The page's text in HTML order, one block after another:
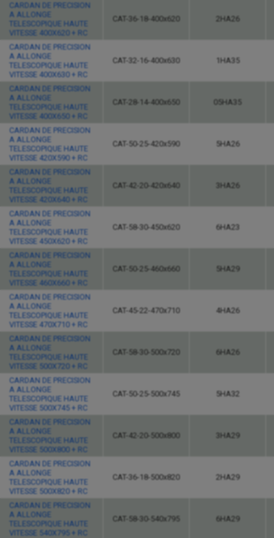
CARDAN DE PRECISION
A ALLONGE
TELESCOPIQUE HAUTE
VITESSE 400X620 + RC
CAT-36-18-400x620 2HA26
CARDAN DE PRECISION
A ALLONGE
TELESCOPIQUE HAUTE
VITESSE 400X630 + RC
CAT-32-16-400x630 1HA35
CARDAN DE PRECISION
A ALLONGE
TELESCOPIQUE HAUTE
VITESSE 400X650 + RC
CAT-28-14-400x650 05HA35
CARDAN DE PRECISION
A ALLONGE
TELESCOPIQUE HAUTE
VITESSE 420X590 + RC
CAT-50-25-420x590 5HA26
CARDAN DE PRECISION
A ALLONGE
TELESCOPIQUE HAUTE
VITESSE 420X640 + RC
CAT-42-20-420x640 3HA26
CARDAN DE PRECISION
A ALLONGE
TELESCOPIQUE HAUTE
VITESSE 450X620 + RC
CAT-58-30-450x620 6HA23
CARDAN DE PRECISION
A ALLONGE
TELESCOPIQUE HAUTE
VITESSE 460X660 + RC
CAT-50-25-460x660 5HA29
CARDAN DE PRECISION
A ALLONGE
TELESCOPIQUE HAUTE
VITESSE 470X710 + RC
CAT-45-22-470x710 4HA26
CARDAN DE PRECISION
A ALLONGE
TELESCOPIQUE HAUTE
VITESSE 500X720 + RC
CAT-58-30-500x720 6HA26
CARDAN DE PRECISION
A ALLONGE
TELESCOPIQUE HAUTE
VITESSE 500X745 + RC
CAT-50-25-500x745 5HA32
CARDAN DE PRECISION
A ALLONGE
TELESCOPIQUE HAUTE
VITESSE 500X800 + RC
CAT-42-20-500x800 3HA29
CARDAN DE PRECISION
A ALLONGE
TELESCOPIQUE HAUTE
VITESSE 500X820 + RC
CAT-36-18-500x820 2HA29
CARDAN DE PRECISION
A ALLONGE
TELESCOPIQUE HAUTE
VITESSE 540X795 + RC
CAT-58-30-540x795 6HA29